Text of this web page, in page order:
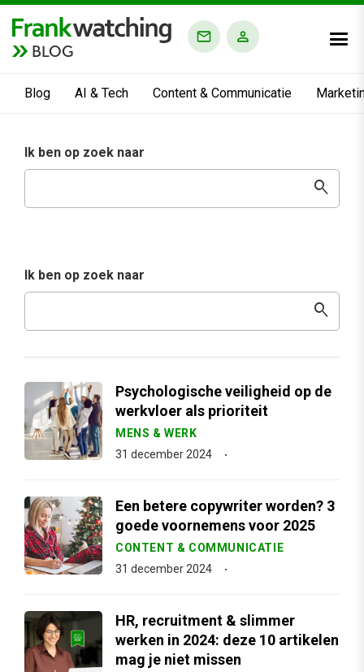
BLOG
Blog AI & Tech Content & Communicatie
Ik ben op zoek naar
search
Ik ben op zoek naar
search
Psychologische veiligheid op de
werkvloer als prioriteit
MENS & WERK
31 december 2024
Een betere copywriter worden? 3
goede voornemens voor 2025
CONTENT & COMMUNICATIE
31 december 2024
HR, recruitment & slimmer
werken in 2024: deze 10 artikelen
mag je niet missen